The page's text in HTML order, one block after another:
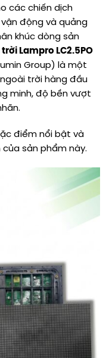
các chiến dịch
động và quảng
khúc dòng sản
Lampro LC2.5PO
Group) là một
trời hàng đầu
minh, độ bền vượt
.
điểm nổi bật và
sản phẩm này.